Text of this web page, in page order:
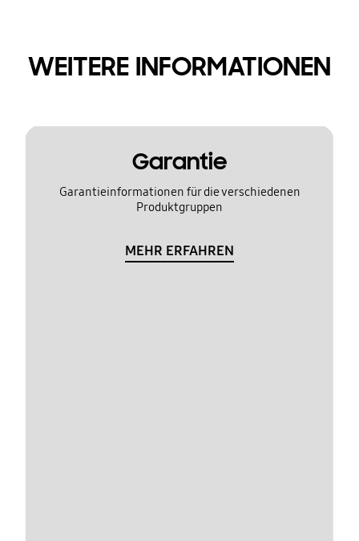
WEITERE INFORMATIONEN
Garantie
Garantieinformationen für die verschiedenen
Produktgruppen
MEHR ERFAHREN